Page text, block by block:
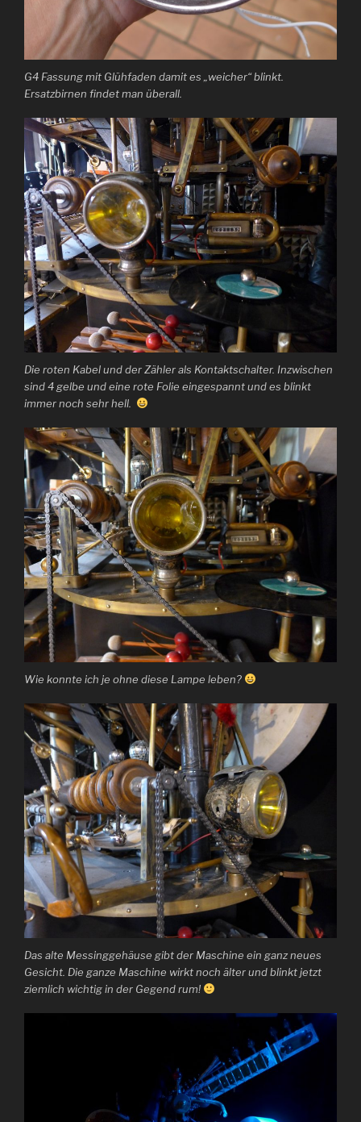
G4 Fassung mit Glühfaden damit es „weicher“ blinkt.
Ersatzbirnen findet man überall.
Die roten Kabel und der Zähler als Kontaktschalter. Inzwischen
sind 4 gelbe und eine rote Folie eingespannt und es blinkt
immer noch sehr hell.
Wie konnte ich je ohne diese Lampe leben?
Das alte Messinggehäuse gibt der Maschine ein ganz neues
Gesicht. Die ganze Maschine wirkt noch älter und blinkt jetzt
ziemlich wichtig in der Gegend rum!